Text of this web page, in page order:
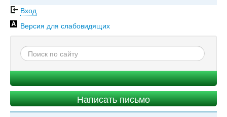
Вход
Версия для слабовидящих
Написать письмо